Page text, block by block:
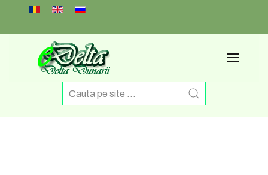
Select your language